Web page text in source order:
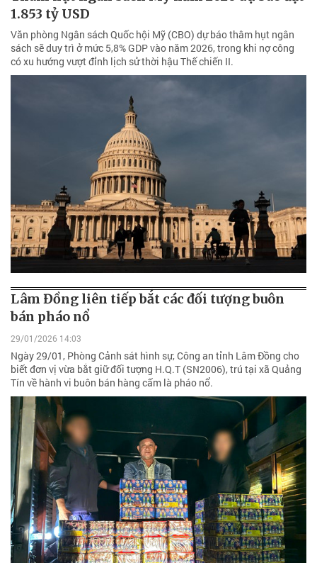
1.853 tỷ USD
Văn phòng Ngân sách Quốc hội Mỹ (CBO) dự báo thâm hụt ngân
sách sẽ duy trì ở mức 5,8% GDP vào năm 2026, trong khi nợ công
có xu hướng vượt đỉnh lịch sử thời hậu Thế chiến II.
Lâm Đồng liên tiếp bắt các đối tượng buôn
bán pháo nổ
29/01/2026 14:03
Ngày 29/01, Phòng Cảnh sát hình sự, Công an tỉnh Lâm Đồng cho
biết đơn vị vừa bắt giữ đối tượng H.Q.T (SN2006), trú tại xã Quảng
Tín về hành vi buôn bán hàng cấm là pháo nổ.